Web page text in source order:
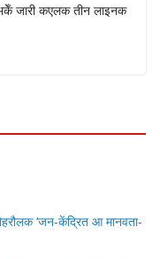
जारी कएलक तीन लाइनक
‘जन-केंद्रित आ मानवता-